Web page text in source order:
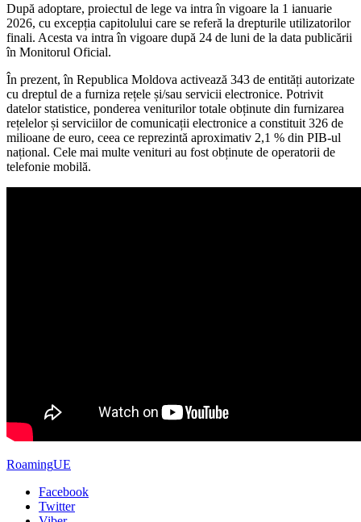
După adoptare, proiectul de lege va intra în vigoare la 1 ianuarie
2026, cu excepția capitolului care se referă la drepturile utilizatorilor
finali. Acesta va intra în vigoare după 24 de luni de la data publicării
în Monitorul Oficial.
În prezent, în Republica Moldova activează 343 de entități autorizate
cu dreptul de a furniza rețele și/sau servicii electronice. Potrivit
datelor statistice, ponderea veniturilor totale obținute din furnizarea
rețelelor și serviciilor de comunicații electronice a constituit 326 de
milioane de euro, ceea ce reprezintă aproximativ 2,1 % din PIB-ul
național. Cele mai multe venituri au fost obținute de operatorii de
telefonie mobilă.
RoamingUE
Facebook
Twitter